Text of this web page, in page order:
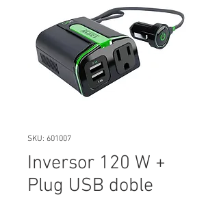
SKU: 601007
Inversor 120 W +
Plug USB doble